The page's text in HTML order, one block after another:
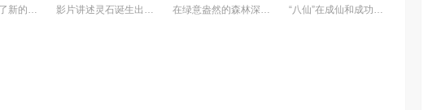
这一次也带来了新的主题与新的恐怖演出，充满了令人脊背发凉的故事。负责演唱片尾主题曲的二人歌谣组合“风轮”也会以声优的身份参加，成为本季的一大亮点。 又出现在孩子们面前的令人毛骨悚然的纸芝居艺人大叔，这次带来的令人身心冻结的恐怖纸芝居，主题是“决”。描绘着与“决”相关的奇妙都市传说，以及遭遇了谁都没有见过的怪奇现象的人们的身姿的壮烈故事被编织了出来。 影片讲述灵石诞生出的石灵儿，被石矶娘娘收养。哪吒误伤石矶徒弟，太乙真人偏袒哪吒，锁住石矶。石灵儿为救母学艺，却卷入太白金星的阴谋。最终石灵儿自我觉醒，和族人同心协力打破天罗地网，拯救族人的英雄之旅。 在绿意盎然的森林深处，有一家名为“带刀烟火店”的烟花工厂，因小镇重新开发，该工厂被迫面临拆迁，带刀敬太郎已经在这里坚持了四年，代替失踪的父亲，专注于制作被称为“幻之烟花”的＜守破离＞，希望将其完成。另一边，住在东京的青梅竹马薰，因过去发生的一起事件离开了家乡，然而在拆迁最后期限的前一天，薰拜访了带刀家，两人再次相遇，并制定了一项令人震惊的计划以揭开失落烟花的秘密，而这一切的关键，竟是那美丽的蓝色颜料“花绿青”。 “八仙”在成仙和成功之间选择了“成团”，在搞钱和搞事业之间选择了“搞事情”？！吕洞宾、钟离权带队，集结何仙姑、铁拐李、韩湘子、曹国舅、蓝采和与张果老，八个身份各异的凡人因不同机缘稀里糊涂凑在了蓬莱仙境，有人临时起意有人开团秒跟，开起道观过足了“神仙”瘾！面对蓬莱百姓主打一个“有求必应”，草台班子的外壳下却暗藏着“瞒天过海”的胆识。怎料一个惊天阴谋正悄咪咪朝他们砸过来，这场啼笑皆非的奇幻之旅，最终会走向何处呢？ 影片以家喻户晓的传统民间故事“八仙过海”为灵感进行创作。